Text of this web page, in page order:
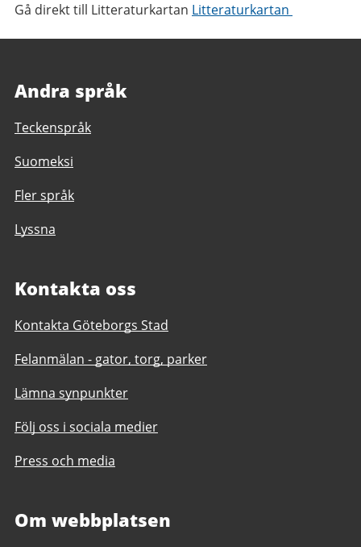
Gå direkt till Litteraturkartan Litteraturkartan
Andra språk
Teckenspråk
Suomeksi
Fler språk
Lyssna
Kontakta oss
Kontakta Göteborgs Stad
Felanmälan - gator, torg, parker
Lämna synpunkter
Följ oss i sociala medier
Press och media
Om webbplatsen